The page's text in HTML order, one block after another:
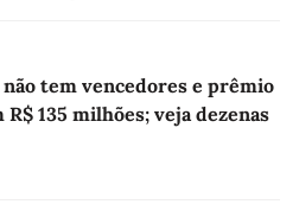
tem vencedores e prêmio
R$ 135 milhões; veja dezenas